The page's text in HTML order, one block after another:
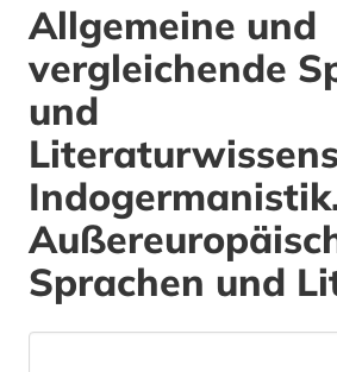
Allgemeine und
vergleichende
und
Sprachen und